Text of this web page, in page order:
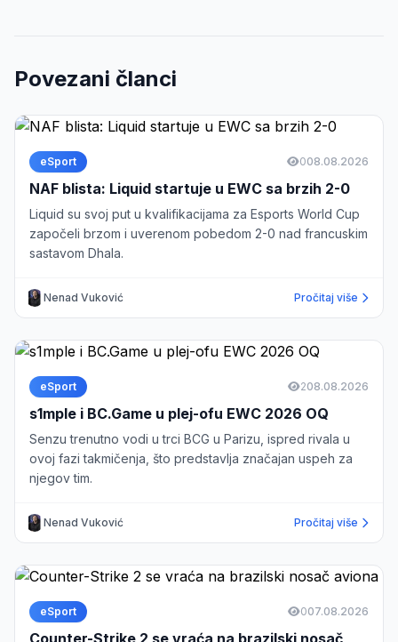
Povezani članci
eSport 008.08.2026
NAF blista: Liquid startuje u EWC sa brzih 2-0
Liquid su svoj put u kvalifikacijama za Esports World Cup
započeli brzom i uverenom pobedom 2-0 nad francuskim
sastavom Dhala.
Nenad Vuković Pročitaj više
eSport 208.08.2026
s1mple i BC.Game u plej-ofu EWC 2026 OQ
Senzu trenutno vodi u trci BCG u Parizu, ispred rivala u
ovoj fazi takmičenja, što predstavlja značajan uspeh za
njegov tim.
Nenad Vuković Pročitaj više
eSport 007.08.2026
Counter-Strike 2 se vraća na brazilski nosač